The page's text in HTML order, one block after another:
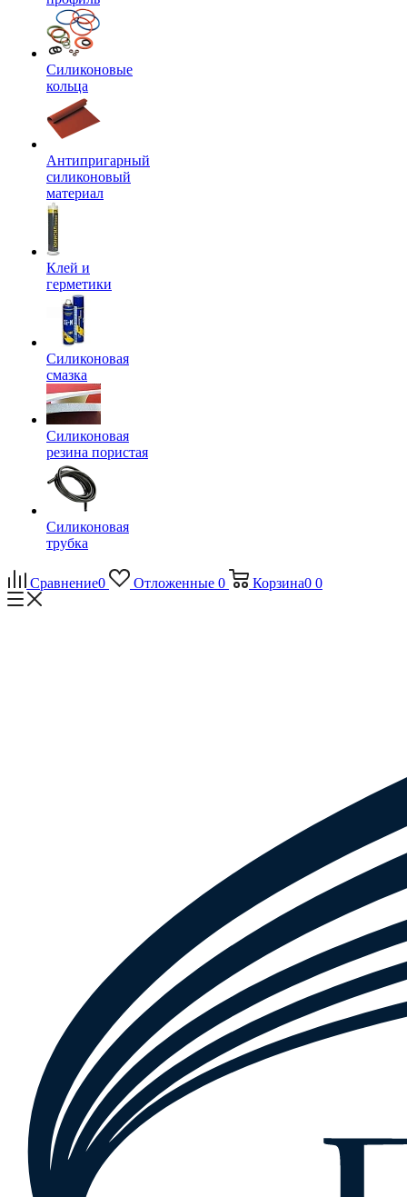
Силиконовые
кольца
Антипригарный
силиконовый
материал
Клей и
герметики
Силиконовая
смазка
Силиконовая
резина пористая
Силиконовая
трубка
Сравнение0 Отложенные 0 Корзина0 0